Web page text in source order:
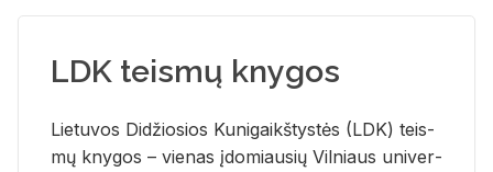
LDK teismų knygos
Lie­tu­vos Di­džio­sios Ku­ni­gaikš­tys­tės (LDK) teis­
mų kny­gos – vie­nas įdo­miau­sių Vil­niaus uni­ver­